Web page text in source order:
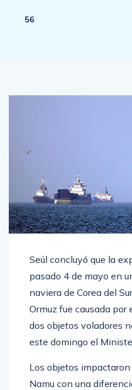
56
Seúl concluyó que la
pasado 4 de mayo en
naviera de Corea del
Ormuz fue causada por
dos objetos voladores
este domingo el
Los objetos
Namu con una